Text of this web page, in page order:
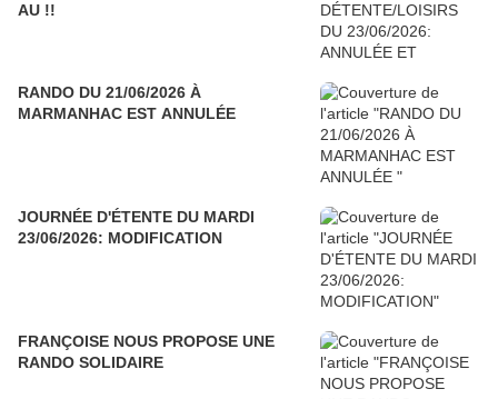
AU !!
RANDO DU 21/06/2026 À
MARMANHAC EST ANNULÉE
JOURNÉE D'ÉTENTE DU MARDI
23/06/2026: MODIFICATION
FRANÇOISE NOUS PROPOSE UNE
RANDO SOLIDAIRE